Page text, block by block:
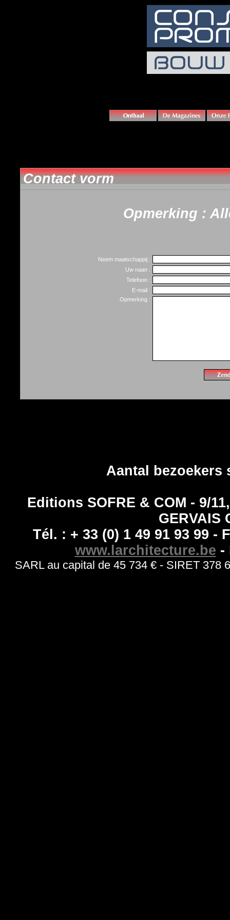
Contact vorm
Opmerking :
Neem maatschappij :
Uw naan :
Telefoon :
E-mail :
Opmerking :
Aantal
Editions SOFRE & COM - 9/
GERVAIS
Tél. : + 33 (0) 1 49 91 93 99 -
www.larchitecture.be -
SARL au capital de 45 734 € - SIRET 378